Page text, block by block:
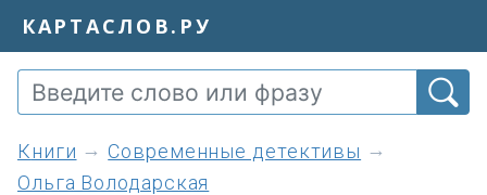
КАРТАСЛОВ.РУ
книги
Современные детективы
Ольга Володарская